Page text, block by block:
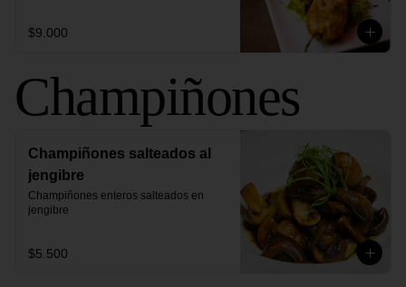
$9.000
Champiñones
Champiñones salteados al
jengibre
Champiñones enteros salteados en
jengibre
$5.500